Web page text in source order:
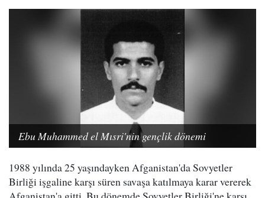
Ebu Muhammed el Mısri'nin gençlik dönemi
1988 yılında 25 yaşındayken Afganistan'da Sovyetler
Birliği işgaline karşı süren savaşa katılmaya karar vererek